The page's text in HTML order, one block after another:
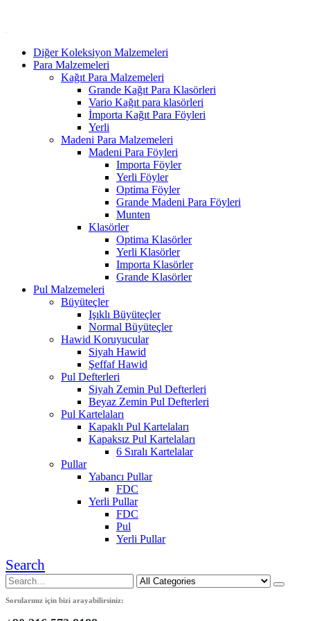
Diğer Koleksiyon Malzemeleri
Para Malzemeleri
Kağıt Para Malzemeleri
Grande Kağıt Para Klasörleri
Vario Kağıt para klasörleri
İmporta Kağıt Para Föyleri
Yerli
Madeni Para Malzemeleri
Madeni Para Föyleri
Importa Föyler
Yerli Föyler
Optima Föyler
Grande Madeni Para Föyleri
Munten
Klasörler
Optima Klasörler
Yerli Klasörler
Importa Klasörler
Grande Klasörler
Pul Malzemeleri
Büyüteçler
Işıklı Büyüteçler
Normal Büyüteçler
Hawid Koruyucular
Siyah Hawid
Şeffaf Hawid
Pul Defterleri
Siyah Zemin Pul Defterleri
Beyaz Zemin Pul Defterleri
Pul Kartelaları
Kapaklı Pul Kartelaları
Kapaksız Pul Kartelaları
6 Sıralı Kartelalar
Pullar
Yabancı Pullar
FDC
Yerli Pullar
FDC
Pul
Yerli Pullar
Search
Sorularınız için bizi arayabilirsiniz: